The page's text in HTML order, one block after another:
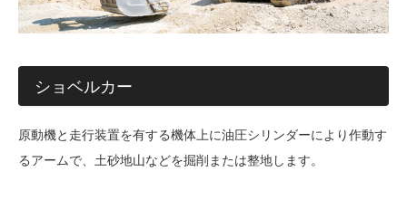
ショベルカー
原動機と走行装置を有する機体上に油圧シリンダーにより作動す
るアームで、土砂地山などを掘削または整地します。